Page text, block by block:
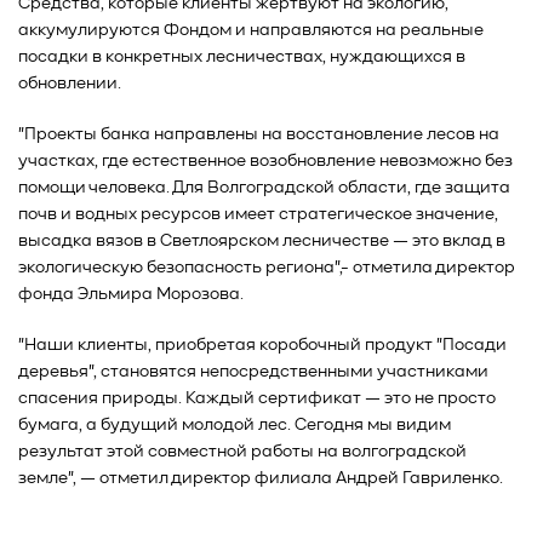
Средства, которые клиенты жертвуют на экологию,
аккумулируются Фондом и направляются на реальные
посадки в конкретных лесничествах, нуждающихся в
обновлении.
"Проекты банка направлены на восстановление лесов на
участках, где естественное возобновление невозможно без
помощи человека. Для Волгоградской области, где защита
почв и водных ресурсов имеет стратегическое значение,
высадка вязов в Светлоярском лесничестве — это вклад в
экологическую безопасность региона",- отметила директор
фонда Эльмира Морозова.
"Наши клиенты, приобретая коробочный продукт "Посади
деревья", становятся непосредственными участниками
спасения природы. Каждый сертификат — это не просто
бумага, а будущий молодой лес. Сегодня мы видим
результат этой совместной работы на волгоградской
земле", — отметил директор филиала Андрей Гавриленко.